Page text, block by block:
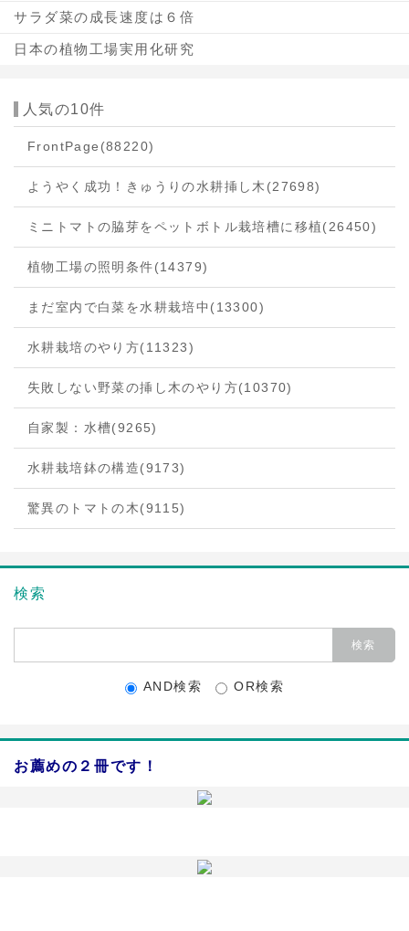
サラダ菜の成長速度は６倍
日本の植物工場実用化研究
人気の10件
FrontPage (88220)
ようやく成功！きゅうりの水耕挿し木 (27698)
ミニトマトの脇芽をペットボトル栽培槽に移植(26450)
植物工場の照明条件(14379)
まだ室内で白菜を水耕栽培中 (13300)
水耕栽培のやり方(11323)
失敗しない野菜の挿し木のやり方(10370)
自家製：水槽(9265)
水耕栽培鉢の構造(9173)
驚異のトマトの木(9115)
検索
AND検索 OR検索
お薦めの２冊です！